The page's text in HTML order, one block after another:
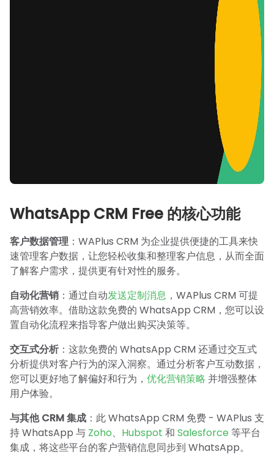
WhatsApp CRM Free 的核心功能
客户数据管理 ：WAPlus CRM 为企业提供便捷的工具来快
速管理客户数据，让您轻松收集和整理客户信息，从而全面
了解客户需求，提供更有针对性的服务。
自动化营销 ：通过自动发送定制消息 ，WAPlus CRM 可提
高营销效率。借助这款免费的 WhatsApp CRM，您可以设
置自动化流程来指导客户做出购买决策等。
交互式分析 ：这款免费的 WhatsApp CRM 还通过交互式
分析提供对客户行为的深入洞察。通过分析客户互动数据，
您可以更好地了解偏好和行为， 优化营销策略 并增强整体
用户体验。
与其他 CRM 集成 ：此 WhatsApp CRM 免费 - WAPlus 支
持 WhatsApp 与 Zoho、 Hubspot 和 Salesforce 等平台
集成，将这些平台的客户营销信息同步到 WhatsApp。